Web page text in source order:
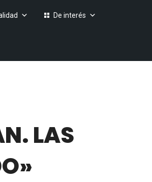
De interés
LAS